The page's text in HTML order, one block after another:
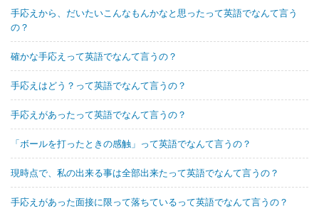
手応えから、だいたいこんなもんかなと思ったって英語でなんて言う
の？
確かな手応えって英語でなんて言うの？
手応えはどう？って英語でなんて言うの？
手応えがあったって英語でなんて言うの？
「ボールを打ったときの感触」って英語でなんて言うの？
現時点で、私の出来る事は全部出来たって英語でなんて言うの？
手応えがあった面接に限って落ちているって英語でなんて言うの？